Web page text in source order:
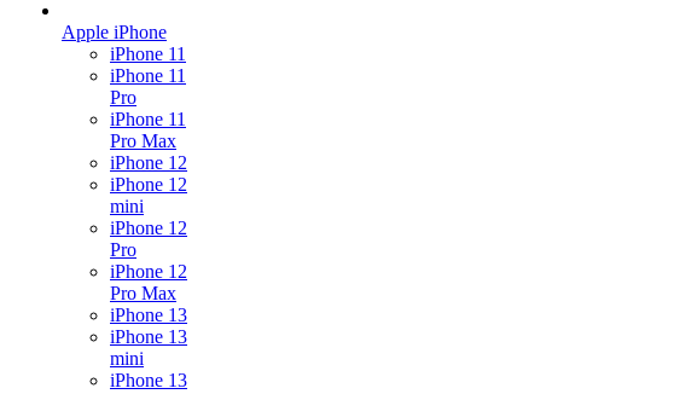
Apple iPhone
iPhone 11
iPhone 11
Pro
iPhone 11
Pro Max
iPhone 12
iPhone 12
mini
iPhone 12
Pro
iPhone 12
Pro Max
iPhone 13
iPhone 13
mini
iPhone 13